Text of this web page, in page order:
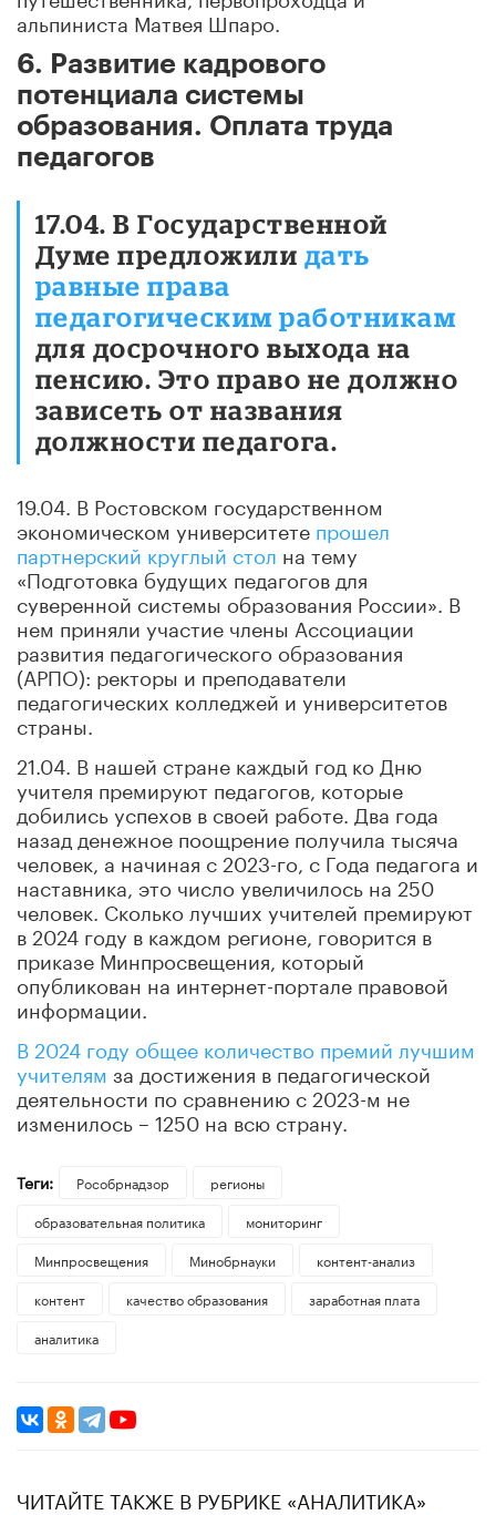
альпиниста Матвея Шпаро.
6. Развитие кадрового
потенциала системы
образования. Оплата труда
педагогов
17.04. В Государственной
Думе предложили дать
равные права
педагогическим работникам
для досрочного выхода на
пенсию. Это право не должно
зависеть от названия
должности педагога.
19.04. В Ростовском государственном
экономическом университете прошел
партнерский круглый стол на тему
«Подготовка будущих педагогов для
суверенной системы образования России». В
нем приняли участие члены Ассоциации
развития педагогического образования
(АРПО): ректоры и преподаватели
педагогических колледжей и университетов
страны.
21.04. В нашей стране каждый год ко Дню
учителя премируют педагогов, которые
добились успехов в своей работе. Два года
назад денежное поощрение получила тысяча
человек, а начиная с 2023-го, с Года педагога и
наставника, это число увеличилось на 250
человек. Сколько лучших учителей премируют
в 2024 году в каждом регионе, говорится в
приказе Минпросвещения, который
опубликован на интернет-портале правовой
информации.
В 2024 году общее количество премий лучшим
учителям за достижения в педагогической
деятельности по сравнению с 2023-м не
изменилось – 1250 на всю страну.
Теги: Рособрнадзор
регионы
образовательная политика
мониторинг
Минпросвещения
Минобрнауки
контент-анализ
контент
качество образования
заработная плата
аналитика
ЧИТАЙТЕ ТАКЖЕ В РУБРИКЕ «АНАЛИТИКА»